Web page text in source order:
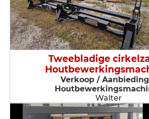
Tweebladige
Verkoop /
Walter